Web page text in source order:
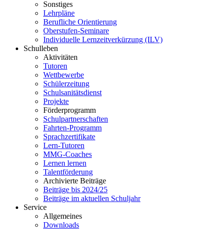
Sonstiges
Lehrpläne
Berufliche Orientierung
Oberstufen-Seminare
Individuelle Lernzeitverkürzung (ILV)
Schulleben
Aktivitäten
Tutoren
Wettbewerbe
Schülerzeitung
Schulsanitätsdienst
Projekte
Förderprogramm
Schulpartnerschaften
Fahrten-Programm
Sprachzertifikate
Lern-Tutoren
MMG-Coaches
Lernen lernen
Talentförderung
Archivierte Beiträge
Beiträge bis 2024/25
Beiträge im aktuellen Schuljahr
Service
Allgemeines
Downloads